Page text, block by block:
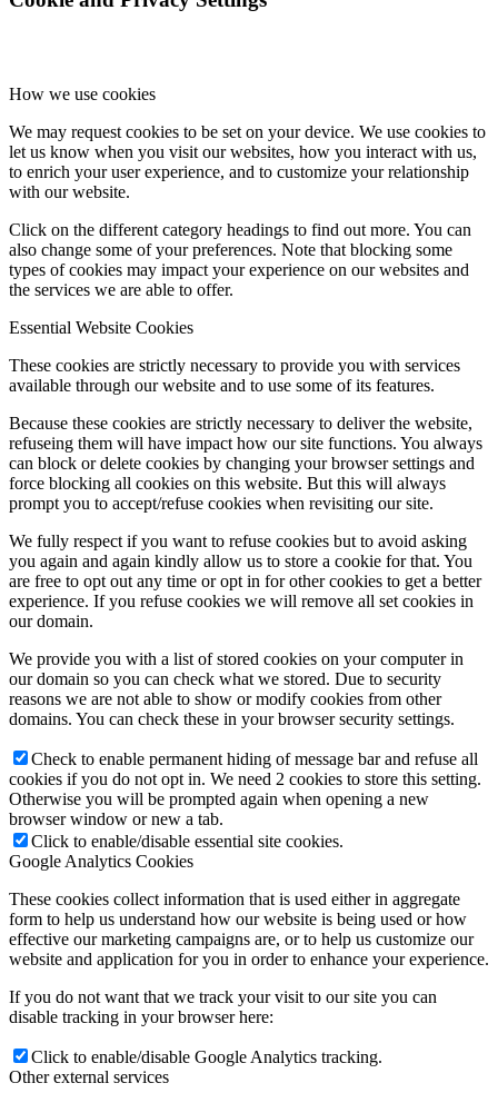
How we use cookies
We may request cookies to be set on your device. We use cookies to
let us know when you visit our websites, how you interact with us,
to enrich your user experience, and to customize your relationship
with our website.
Click on the different category headings to find out more. You can
also change some of your preferences. Note that blocking some
types of cookies may impact your experience on our websites and
the services we are able to offer.
Essential Website Cookies
These cookies are strictly necessary to provide you with services
available through our website and to use some of its features.
Because these cookies are strictly necessary to deliver the website,
refuseing them will have impact how our site functions. You always
can block or delete cookies by changing your browser settings and
force blocking all cookies on this website. But this will always
prompt you to accept/refuse cookies when revisiting our site.
We fully respect if you want to refuse cookies but to avoid asking
you again and again kindly allow us to store a cookie for that. You
are free to opt out any time or opt in for other cookies to get a better
experience. If you refuse cookies we will remove all set cookies in
our domain.
We provide you with a list of stored cookies on your computer in
our domain so you can check what we stored. Due to security
reasons we are not able to show or modify cookies from other
domains. You can check these in your browser security settings.
Check to enable permanent hiding of message bar and refuse all
cookies if you do not opt in. We need 2 cookies to store this setting.
Otherwise you will be prompted again when opening a new
browser window or new a tab.
Click to enable/disable essential site cookies.
Google Analytics Cookies
These cookies collect information that is used either in aggregate
form to help us understand how our website is being used or how
effective our marketing campaigns are, or to help us customize our
website and application for you in order to enhance your experience.
If you do not want that we track your visit to our site you can
disable tracking in your browser here:
Click to enable/disable Google Analytics tracking.
Other external services